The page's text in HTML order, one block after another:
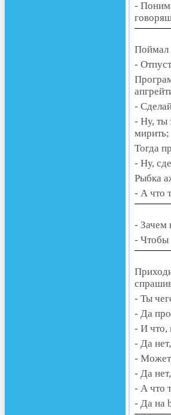
-
Поймал
-
-
- Ну, ты
мирить;
Тогда
- Ну,
Рыбка
- А что
- Зачем
- Чтобы
- Ты
- Да
- И что,
- Да
-
- Да
- А что
- Да на